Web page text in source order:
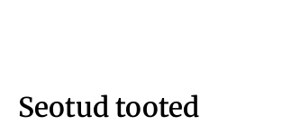
Seotud tooted